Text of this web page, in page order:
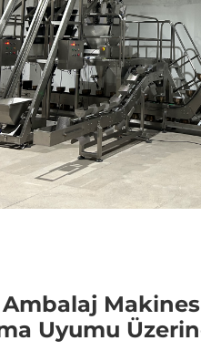
Uyumu